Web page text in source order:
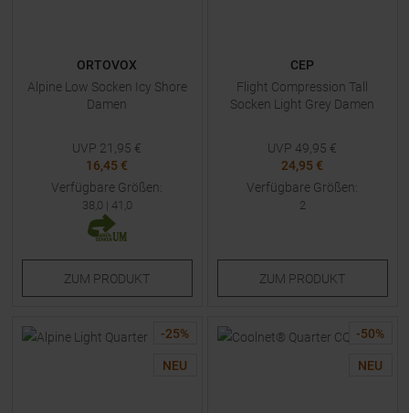
ORTOVOX
Alpine Low Socken Icy Shore
Damen
UVP 21,95 €
16,45 €
Verfügbare Größen:
38,0 | 41,0
ZUM PRODUKT
CEP
Flight Compression Tall
Socken Light Grey Damen
UVP 49,95 €
24,95 €
Verfügbare Größen:
2
ZUM PRODUKT
-25%
NEU
-50%
NEU